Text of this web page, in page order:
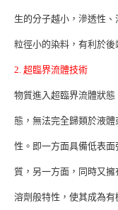
生的分子越小，滲透性
粒徑小的染料，有利於後
2. 超臨界流體技術
物質進入超臨界流體狀
態，無法完全歸類於液
性。即一方面具備低表
質，另一方面，同時又
溶劑般特性，使其成為有